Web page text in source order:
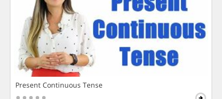
Present Continuous Tense